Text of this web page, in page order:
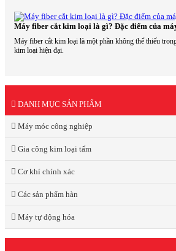
Máy fiber cắt kim loại là gì? Đặc điểm của
Máy fiber cắt kim loại là một phần không thể thiếu
kim loại hiện đại.
DANH MỤC SẢN PHẨM
Máy móc công nghiệp
Gia công kim loại tấm
Cơ khí chính xác
Các sản phẩm hàn
Máy tự động hóa